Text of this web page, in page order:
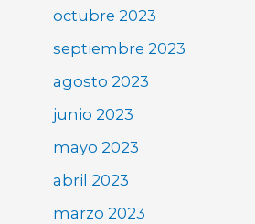
octubre 2023
septiembre 2023
agosto 2023
junio 2023
mayo 2023
abril 2023
marzo 2023